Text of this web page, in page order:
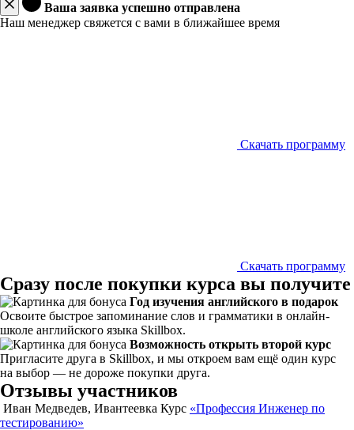
Ваша заявка успешно отправлена
Наш менеджер свяжется с вами в ближайшее время
Скачать программу
Скачать программу
Сразу после покупки курса вы получите
Год изучения английского в подарок
Освоите быстрое запоминание слов и грамматики в онлайн-
школе английского языка Skillbox.
Возможность открыть второй курс
Пригласите друга в Skillbox, и мы откроем вам ещё один курс
на выбор — не дороже покупки друга.
Отзывы участников
Иван Медведев, Ивантеевка Курс «Профессия Инженер по
тестированию»